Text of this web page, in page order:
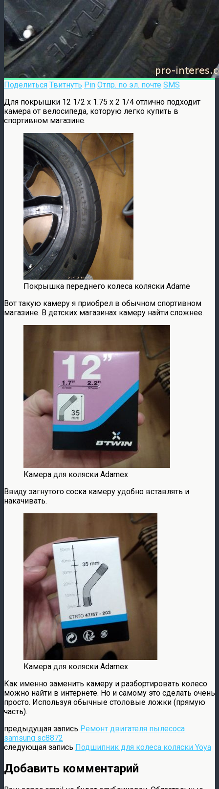
Поделиться Твитнуть Pin Отпр. по эл. почте SMS
Для покрышки 12 1/2 х 1.75 х 2 1/4 отлично подходит
камера от велосипеда, которую легко купить в
спортивном магазине.
Покрышка переднего колеса коляски Adame
Вот такую камеру я приобрел в обычном спортивном
магазине. В детских магазинах камеру найти сложнее.
Камера для коляски Adamex
Ввиду загнутого соска камеру удобно вставлять и
накачивать.
Камера для коляски Adamex
Как именно заменить камеру и разбортировать колесо
можно найти в интернете. Но и самому это сделать очень
просто. Используя обычные столовые ложки (прямую
часть).
предыдущая запись Ремонт двигателя пылесоса
samsung sc8872
следующая запись Подшипник для колеса коляски Yoya
Добавить комментарий